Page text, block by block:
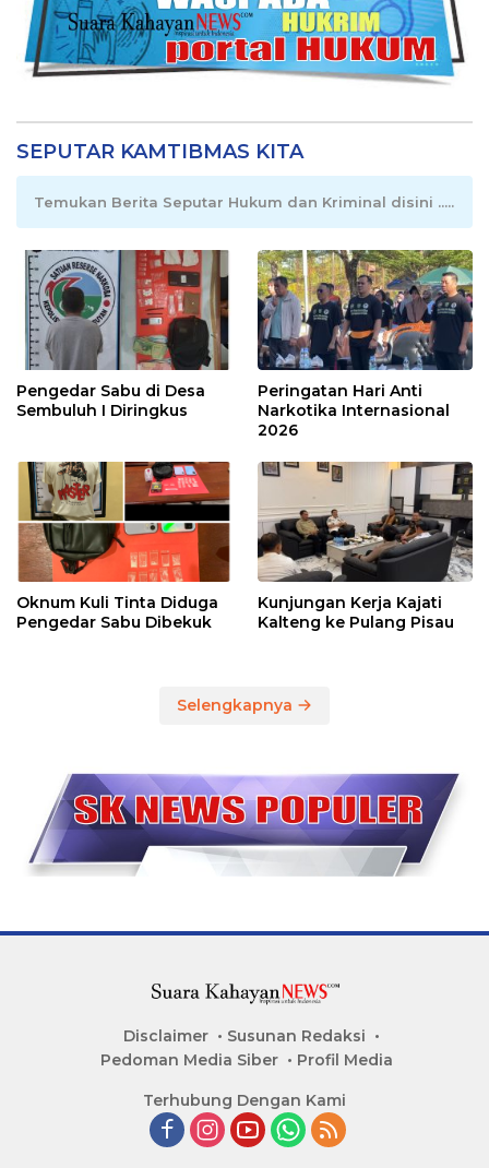
SEPUTAR KAMTIBMAS KITA
Temukan Berita Seputar Hukum dan Kriminal disini .....
Pengedar Sabu di Desa
Sembuluh I Diringkus
Peringatan Hari Anti
Narkotika Internasional
2026
Oknum Kuli Tinta Diduga
Pengedar Sabu Dibekuk
Kunjungan Kerja Kajati
Kalteng ke Pulang Pisau
Selengkapnya
Disclaimer
Susunan Redaksi
Pedoman Media Siber
Profil Media
Terhubung Dengan Kami